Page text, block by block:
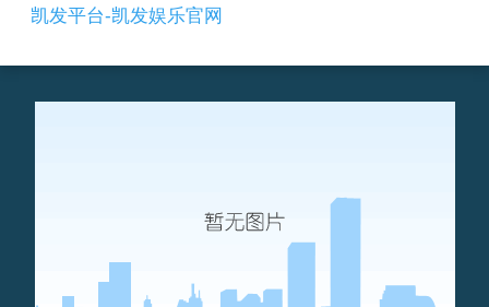
fpc连接器是什么-凯发平台
凯发平台-凯发娱乐官网